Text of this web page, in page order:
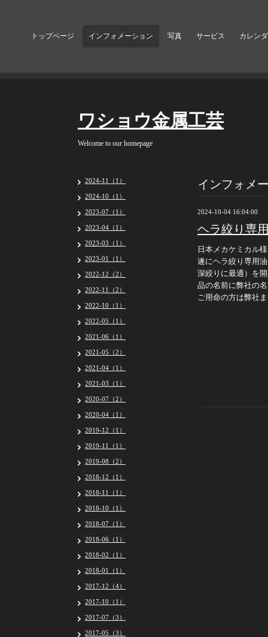
トップページ インフォメーション 写真 サービス カレン
ワショウ金属工芸
Welcome to our homepage
インフォメ
2024-10-04 16:04:00
ヘラ絞り専
日本メカケミカル
遂にヘラ絞り専用
深絞りに最適）を
品の名前に弊社の
ご用命の方は弊社
2024-11（1）
2024-10（1）
2023-07（1）
2023-04（1）
2023-03（1）
2023-01（1）
2022-12（2）
2022-11（2）
2022-10（1）
2022-05（1）
2021-06（1）
2021-05（2）
2021-04（1）
2021-03（1）
2020-07（2）
2020-04（1）
2019-12（1）
2019-11（1）
2019-08（2）
2018-12（1）
2018-11（1）
2018-10（1）
2018-07（1）
2018-06（1）
2018-02（1）
2018-01（1）
2017-12（4）
2017-10（1）
2017-07（3）
2017-05（3）